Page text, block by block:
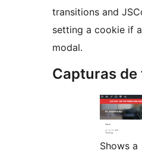
transitions and
setting a cookie if
modal.
Capturas de
Shows a